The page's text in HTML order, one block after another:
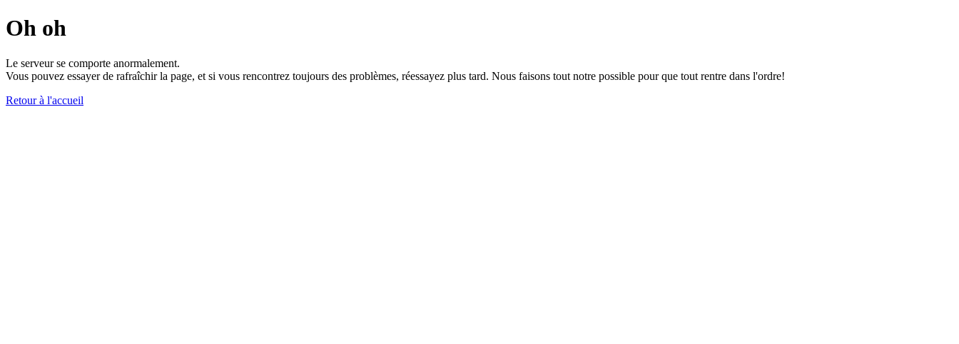
Oh oh
Le serveur se comporte anormalement.
Vous pouvez essayer de rafraîchir la page, et si vous rencontrez toujours des problèmes, réessayez plus tard. Nous faisons tout notre possible pour que tout rentre dans l'ordre!
Retour à l'accueil